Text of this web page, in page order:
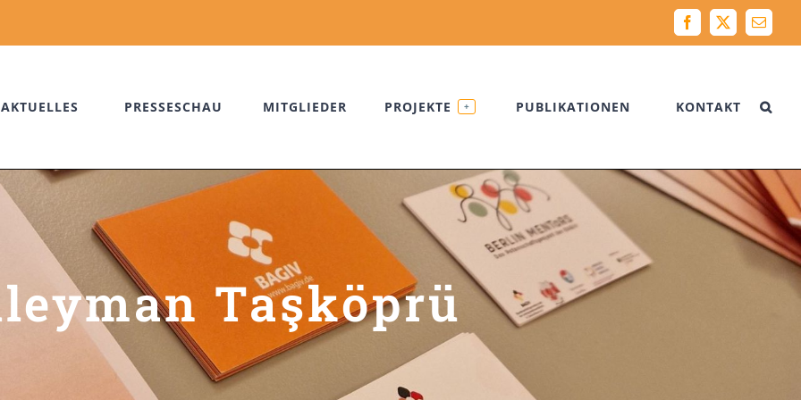
Facebook
X Email
AKTUELLES PRESSESCHAU MITGLIEDER PROJEKTE + PUBLIKATIONEN KONTAKT
Taşköprü